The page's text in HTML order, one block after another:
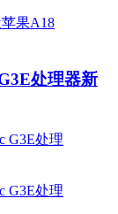
处理器新